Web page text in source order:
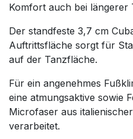
Komfort auch bei längerer
Der standfeste 3,7 cm
Auftrittsfläche sorgt für
auf der Tanzfläche.
Für ein angenehmes
eine atmungsaktive sowie
Microfaser aus
verarbeitet.